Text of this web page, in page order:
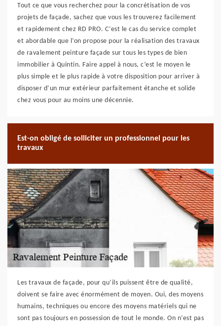
Tout ce que vous recherchez pour la concrétisation de vos
projets de façade, sachez que vous les trouverez facilement
et rapidement chez RD PRO. C’est le cas du service complet
et abordable que l’on propose pour la réalisation des travaux
de ravalement peinture façade sur tous les types de bien
immobilier à Quintin. Faire appel à nous, c’est le moyen le
plus simple et le plus rapide à votre disposition pour arriver à
disposer d’un mur extérieur parfaitement étanche et solide
chez vous pour au moins une décennie.
Est-on obligé de solliciter un professionnel pour les
travaux
Les travaux de façade, pour qu’ils puissent être de qualité,
doivent se faire avec énormément de moyen. Oui, des moyens
humains, techniques ou encore des moyens matériels qui ne
sont pas toujours en possession de tout le monde. On n’est pas